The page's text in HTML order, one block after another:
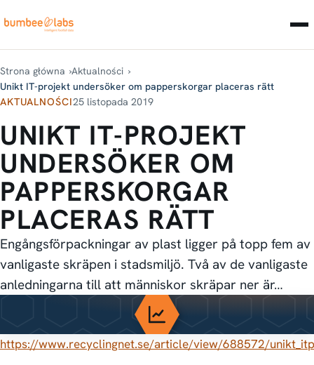
Strona główna Aktualności
Unikt IT-projekt undersöker om papperskorgar placeras rätt
AKTUALNOŚCI25 listopada 2019
UNIKT IT-PROJEKT
UNDERSÖKER OM
PAPPERSKORGAR
PLACERAS RÄTT
Engångsförpackningar av plast ligger på topp fem av
vanligaste skräpen i stadsmiljö. Två av de vanligaste
anledningarna till att människor skräpar ner är…
https://www.recyclingnet.se/article/view/688572/